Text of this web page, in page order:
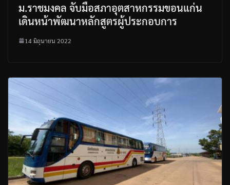
ม.ราชมงคล จับมือสภาอุตสาหกรรมขอนแก่น
เดินหน้าพัฒนาหลักสูตรผู้ประกอบการ
14 มิถุนายน 2022